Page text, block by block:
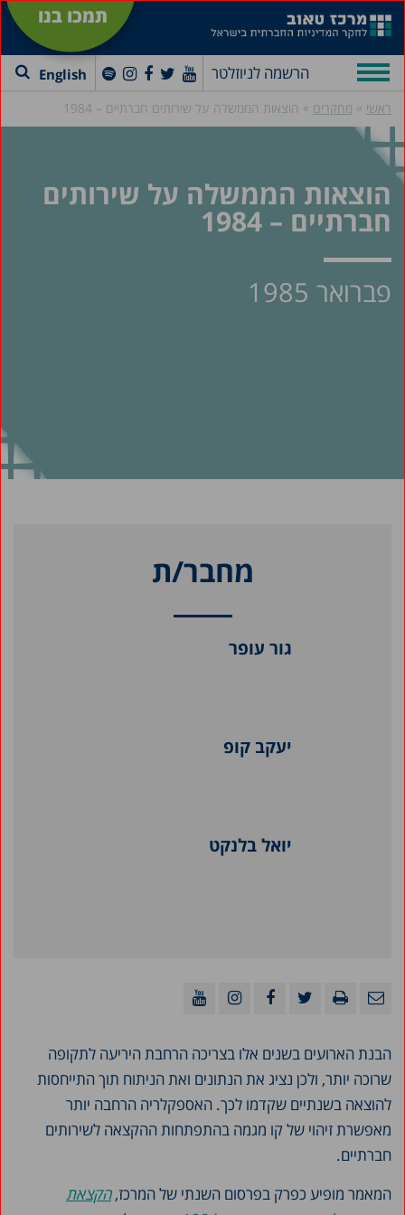
תמכו בנו
הרשמה לניוזלטר English
ראשי » מחקרים » הוצאות הממשלה על שירותים חברתיים – 1984
הוצאות הממשלה על שירותים
חברתיים – 1984
פברואר 1985
מחבר/ת
גור עופר
יעקב קופ
יואל בלנקט
הבנת הארועים בשנים אלו בצריכה הרחבת היריעה לתקופה
שרוכה יותר, ולכן נציג את הנתונים ואת הניתוח תוך התייחסות
להוצאה בשנתיים שקדמו לכך. האספקלריה הרחבה יותר
מאפשרת זיהוי של קו מגמה בהתפתחות ההקצאה לשירותים
חברתיים.
המאמר מופיע כפרק בפרסום השנתי של המרכז,הקצאת